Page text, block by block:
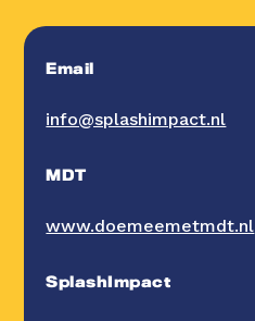
Email
info@splashimpact.nl
MDT
www.doemeemetmdt.nl
SplashImpact